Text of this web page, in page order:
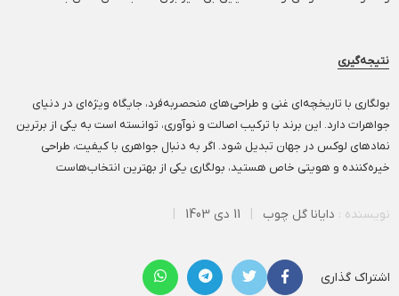
نتیجه‌گیری
بولگاری با تاریخچه‌ای غنی و طراحی‌های منحصربه‌فرد، جایگاه ویژه‌ای در دنیای
جواهرات دارد. این برند با ترکیب اصالت و نوآوری، توانسته است به یکی از برترین
نمادهای لوکس در جهان تبدیل شود. اگر به دنبال جواهری با کیفیت، طراحی
خیره‌کننده و هویتی خاص هستید، بولگاری یکی از بهترین انتخاب‌هاست
نویسنده : دایانا گل چوب 11 دی 1403
اشتراک گذاری